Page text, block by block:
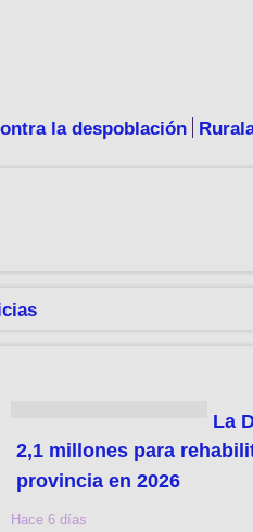
la despoblación
La
2,1 millones para
provincia en 2026
Hace 6 días